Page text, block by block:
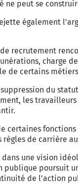
ne peut se
également
recrutement
charge
de certains
du
les
certaines
règles de carrière
dans une vision
publique poursuit
de l’action